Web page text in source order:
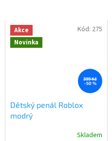
Akce
Novinka
399 Kč
–50 %
Dětský penál Roblox
modrý
Skladem
Kód: 275